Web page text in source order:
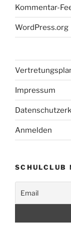
Kommentar-
WordPress.org
Impressum
Anmelden
SCHULCLUB